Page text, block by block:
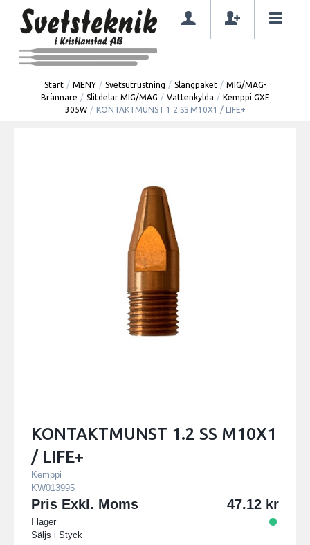
Start / MENY / Svetsutrustning / Slangpaket / MIG/MAG-
Brännare / Slitdelar MIG/MAG / Vattenkylda / Kemppi GXE
305W / KONTAKTMUNST 1.2 SS M10X1 / LIFE+
KONTAKTMUNST 1.2 SS M10X1
/ LIFE+
Kemppi
KW013995
Pris Exkl. Moms 47.12
I lager
Säljs i Styck